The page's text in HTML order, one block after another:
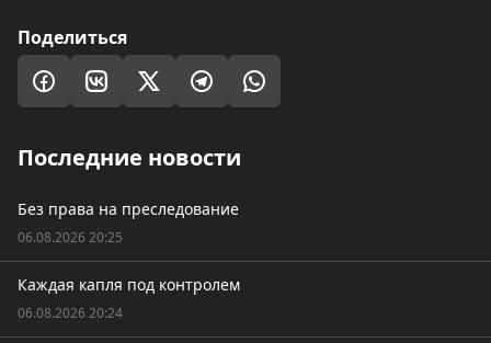
Поделиться
Последние новости
Без права на преследование
06.08.2026 20:25
Каждая капля под контролем
06.08.2026 20:24